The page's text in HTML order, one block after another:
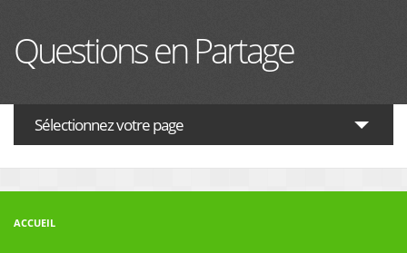
Questions en Partage
Sélectionnez votre page
ACTUALITES
ACCUEIL